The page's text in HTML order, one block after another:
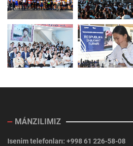
MÁNZILIMIZ
Isenim telefonları: +998 61 226-58-08